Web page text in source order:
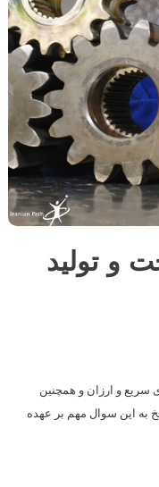
و تولید
سریع و ارزان و همچنین
به این سوال مهم بر عهده